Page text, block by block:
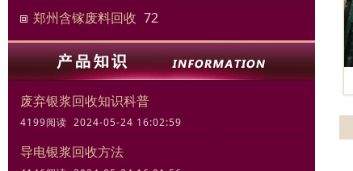
郑州含镓废料回收 72
废弃银浆回收知识科普
4199阅读 2024-05-24 16:02:59
导电银浆回收方法